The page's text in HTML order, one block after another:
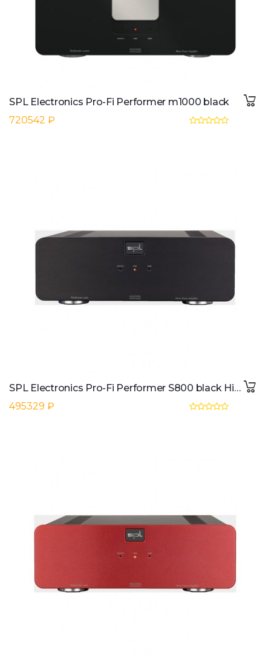
SPL Electronics Pro-Fi Performer m1000 black
720542 ₽
SPL Electronics Pro-Fi Performer S800 black High End Stereo-Endstufe
495329 ₽